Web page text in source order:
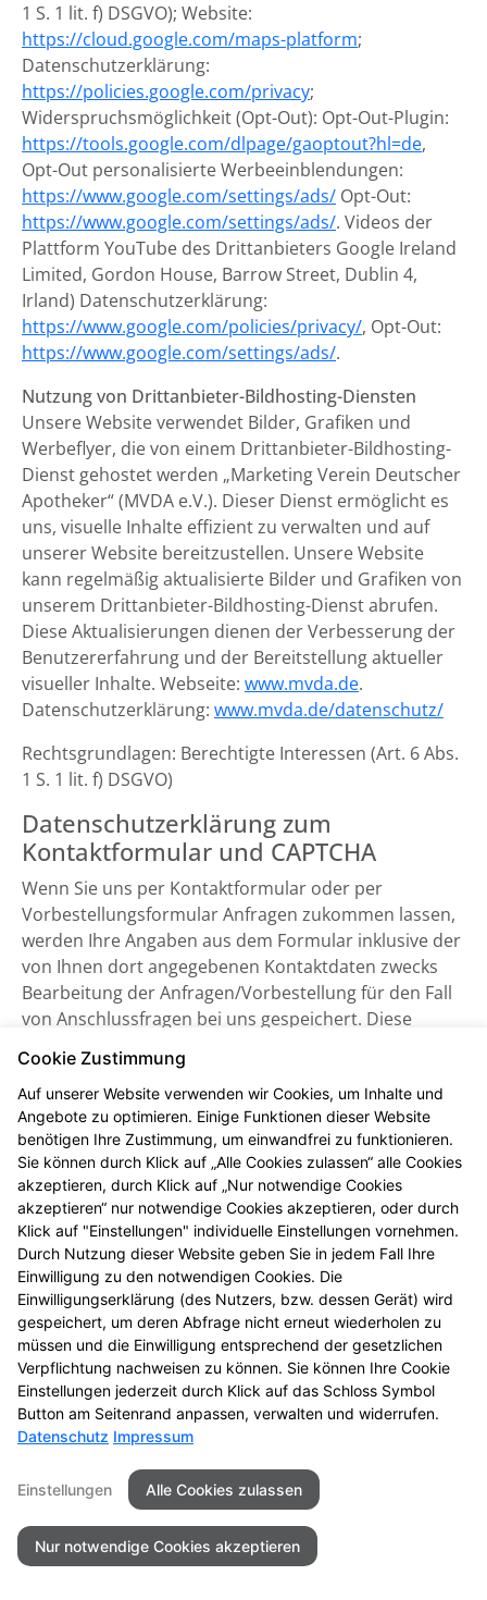
1 S. 1 lit. f) DSGVO); Website:
https://cloud.google.com/maps-platform;
Datenschutzerklärung:
https://policies.google.com/privacy;
Widerspruchsmöglichkeit (Opt-Out): Opt-Out-Plugin:
https://tools.google.com/dlpage/gaoptout?hl=de,
Opt-Out personalisierte Werbeeinblendungen:
https://www.google.com/settings/ads/ Opt-Out:
https://www.google.com/settings/ads/. Videos der
Plattform YouTube des Drittanbieters Google Ireland
Limited, Gordon House, Barrow Street, Dublin 4,
Irland) Datenschutzerklärung:
https://www.google.com/policies/privacy/, Opt-Out:
https://www.google.com/settings/ads/.
Nutzung von Drittanbieter-Bildhosting-Diensten
Unsere Website verwendet Bilder, Grafiken und
Werbeflyer, die von einem Drittanbieter-Bildhosting-
Dienst gehostet werden „Marketing Verein Deutscher
Apotheker“ (MVDA e.V.). Dieser Dienst ermöglicht es
uns, visuelle Inhalte effizient zu verwalten und auf
unserer Website bereitzustellen. Unsere Website
kann regelmäßig aktualisierte Bilder und Grafiken von
unserem Drittanbieter-Bildhosting-Dienst abrufen.
Diese Aktualisierungen dienen der Verbesserung der
Benutzererfahrung und der Bereitstellung aktueller
visueller Inhalte. Webseite: www.mvda.de.
Datenschutzerklärung: www.mvda.de/datenschutz/
Rechtsgrundlagen: Berechtigte Interessen (Art. 6 Abs.
1 S. 1 lit. f) DSGVO)
Datenschutzerklärung zum
Kontaktformular und CAPTCHA
Wenn Sie uns per Kontaktformular oder per
Vorbestellungsformular Anfragen zukommen lassen,
werden Ihre Angaben aus dem Formular inklusive der
von Ihnen dort angegebenen Kontaktdaten zwecks
Bearbeitung der Anfragen/Vorbestellung für den Fall
von Anschlussfragen bei uns gespeichert. Diese
Einsatz von Buchstaben-CAPTCHA „captcha-image“
Zum Schutz Ihrer Anfragen/Vorbestellungen über das
Internetformular verwenden wir den Dienst
Buchstaben-CAPTCHA des Unternehmens BCF GmbH
(https://www.b-cf.de/). Die Abfrage dient der
Unterscheidung, ob die Eingabe durch einen
Menschen oder missbräuchlich durch automatisierte,
maschinelle Verarbeitung (Bots) erfolgt. Das CAPTCHA
verwendet keine Cookies.
Cookie Zustimmung
Auf unserer Website verwenden wir Cookies, um
Inhalte und Angebote zu optimieren. Einige
Funktionen dieser Website benötigen Ihre
können durch Klick auf „Alle Cookies zulassen“ alle
Cookies akzeptieren, durch Klick auf „Nur notwendige
Cookies akzeptieren“ nur notwendige Cookies
akzeptieren, oder durch Klick auf "Einstellungen"
Cookie Zustimmung
Auf unserer Website verwenden wir Cookies, um Inhalte und
Angebote zu optimieren. Einige Funktionen dieser Website
benötigen Ihre Zustimmung, um einwandfrei zu funktionieren.
Sie können durch Klick auf „Alle Cookies zulassen“ alle Cookies
akzeptieren, durch Klick auf „Nur notwendige Cookies
akzeptieren“ nur notwendige Cookies akzeptieren, oder durch
Klick auf "Einstellungen" individuelle Einstellungen vornehmen.
Durch Nutzung dieser Website geben Sie in jedem Fall Ihre
Einwilligung zu den notwendigen Cookies. Die
Einwilligungserklärung (des Nutzers, bzw. dessen Gerät) wird
gespeichert, um deren Abfrage nicht erneut wiederholen zu
müssen und die Einwilligung entsprechend der gesetzlichen
Verpflichtung nachweisen zu können. Sie können Ihre Cookie
Einstellungen jederzeit durch Klick auf das Schloss Symbol
Button am Seitenrand anpassen, verwalten und widerrufen.
Datenschutz Impressum
Einstellungen Alle Cookies zulassen
Nur notwendige Cookies akzeptieren